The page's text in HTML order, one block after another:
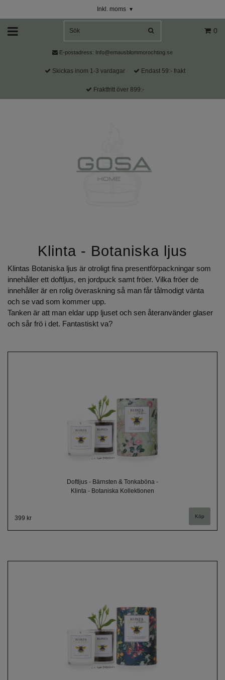
Inkl. moms ▾
0
E-postadress: Info@emausblommorochting.se
Skickas inom 1-3 vardagar Endast 59:- frakt
Fraktfritt över 899:-
Klinta - Botaniska ljus
Klintas Botaniska ljus är otroligt fina presentförpackningar som
innehåller ett doftljus, en jordpuck samt fröer. Vilka fröer de
innehåller är en rolig överaskning så man får tålmodigt vänta
och se vad som kommer upp.
Tanken är att man eldar upp ljuset och sen återanvänder glaser
och sår frö i det. Fantastiskt va?
Doftljus - Bärnsten & Tonkaböna -
Klinta - Botaniska Kollektionen
399 kr